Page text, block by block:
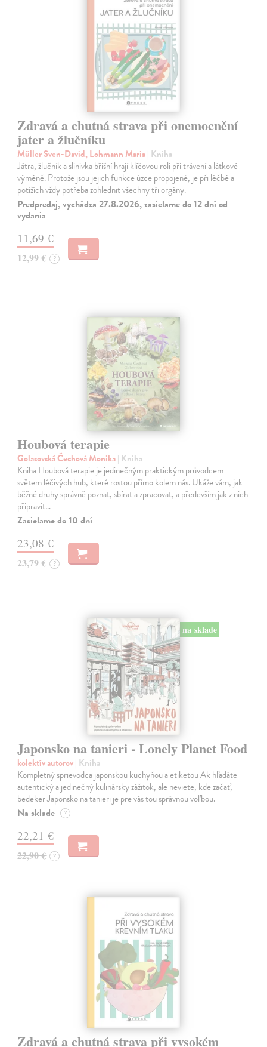
Zdravá a chutná strava při onemocnění
jater a žlučníku
Müller Sven-David, Lohmann Maria| Kniha
Játra, žlučník a slinivka břišní hrají klíčovou roli při trávení a látkové
výměně. Protože jsou jejich funkce úzce propojené, je při léčbě a
potížích vždy potřeba zohlednit všechny tři orgány.
Predpredaj, vychádza 27.8.2026, zasielame do 12 dní od
vydania
11,69 €
12,99 € ?
Houbová terapie
Golasovská Čechová Monika| Kniha
Kniha Houbová terapie je jedinečným praktickým průvodcem
světem léčivých hub, které rostou přímo kolem nás. Ukáže vám, jak
běžné druhy správně poznat, sbírat a zpracovat, a především jak z nich
připravit…
Zasielame do 10 dní
23,08 €
23,79 € ?
na sklade
Japonsko na tanieri - Lonely Planet Food
kolektív autorov| Kniha
Kompletný sprievodca japonskou kuchyňou a etiketou Ak hľadáte
autentický a jedinečný kulinársky zážitok, ale neviete, kde začať,
bedeker Japonsko na tanieri je pre vás tou správnou voľbou.
Na sklade ?
22,21 €
22,90 € ?
Zdravá a chutná strava při vysokém